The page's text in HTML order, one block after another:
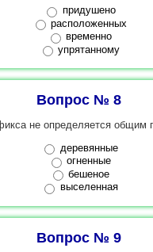
придушено
расположенных
временно
упрятанному
Вопрос № 8
не определяется общим
деревянные
огненные
бешеное
выселенная
Вопрос № 9